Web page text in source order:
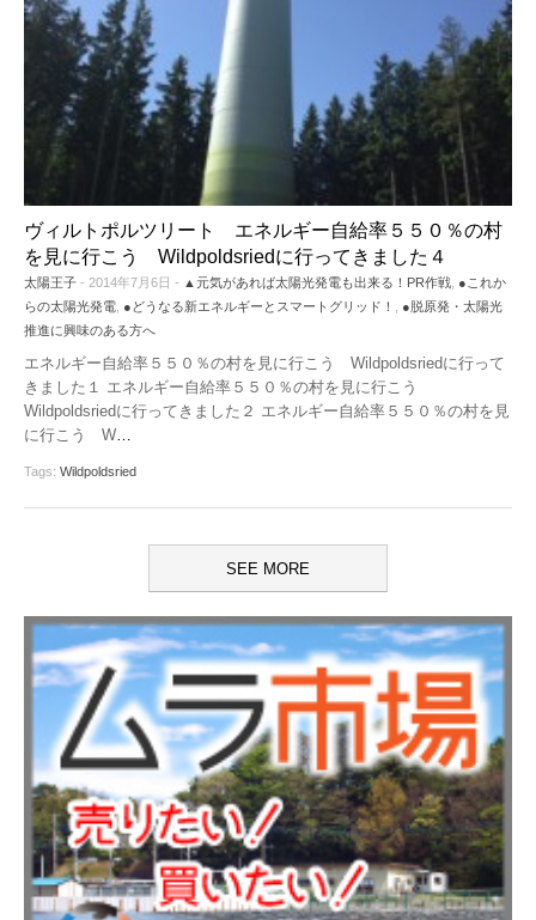
ヴィルトポルツリート エネルギー自給率５５０％の村
を見に行こう Wildpoldsriedに行ってきました４
太陽王子 - 2014年7月6日 - ▲元気があれば太陽光発電も出来る！PR作戦 ●これか
らの太陽光発電 ●どうなる新エネルギーとスマートグリッド！
●脱原発・太陽光
推進に興味のある方へ
エネルギー自給率５５０％の村を見に行こう Wildpoldsriedに行って
きました１ エネルギー自給率５５０％の村を見に行こう
Wildpoldsriedに行ってきました２ エネルギー自給率５５０％の村を見
に行こう W
Tags: Wildpoldsried
SEE MORE